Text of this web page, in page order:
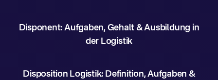
Disponent: Aufgaben, Gehalt & Ausbildung in
der Logistik
Disposition Logistik: Definition, Aufgaben &